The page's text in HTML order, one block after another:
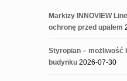
Markizy INNOVIEW
ochronę przed upałem
Styropian – możliwość
budynku 2026-07-30